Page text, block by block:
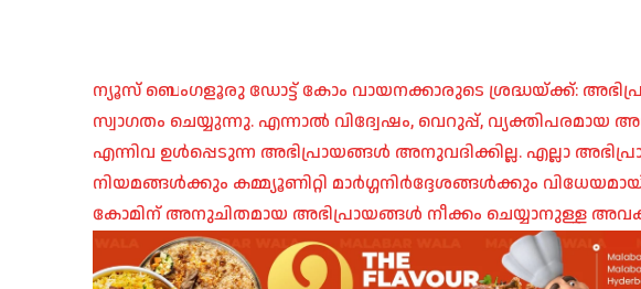
ന്യൂസ് ബെംഗളൂരു ഡോട്ട് കോം വായനക്കാരുടെ ശ്രദ്ധയ്ക്ക്:
സ്വാഗതം ചെയ്യുന്നു. എന്നാൽ വിദ്വേഷം, വെറുപ്പ്, വ്യക്തിപരമായ
എന്നിവ ഉൾപ്പെടുന്ന അഭിപ്രായങ്ങൾ അനുവദിക്കില്ല. എല്ലാ
നിയമങ്ങൾക്കും കമ്മ്യൂണിറ്റി മാർഗ്ഗനിർദ്ദേശങ്ങൾക്കും
കോമിന് അനുചിതമായ അഭിപ്രായങ്ങൾ നീക്കം ചെയ്യാനുള്ള